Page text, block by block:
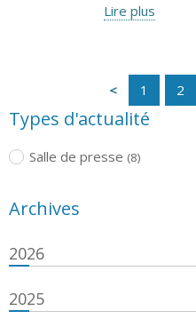
Lire plus
1 2
Types d'actualité
Salle de presse (8)
Archives
2026
2025